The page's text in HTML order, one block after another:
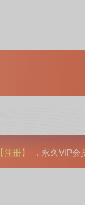
【注册】 ，永久VIP